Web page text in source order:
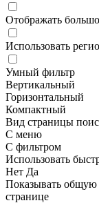
Отображать
Использовать
Умный фильтр
Вертикальный
Горизонтальный
Компактный
Вид страницы
С меню
С фильтром
Использовать
Нет Да
Показывать общую
странице